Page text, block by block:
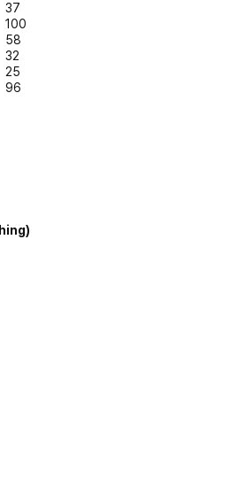
37
100
58
32
25
96